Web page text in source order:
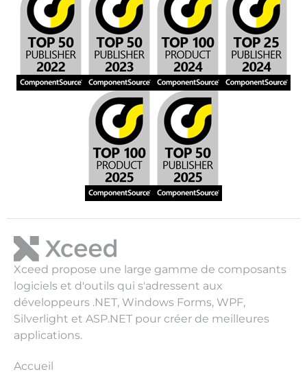
Xceed propose une large gamme de composants
logiciels et d'outils qui s'adressent aux
développeurs .NET, Windows Forms, WPF,
Silverlight et ASP.NET pour créer de meilleures
applications.
Accueil